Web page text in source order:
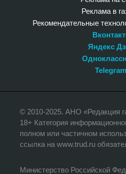
Реклама в
Рекомендательные
Яндекс
Telegram
© 2010-2025. АНО «Редакция
18+ Категория
полном или частичном
ссылка на www.trud.ru
Министерство Российской